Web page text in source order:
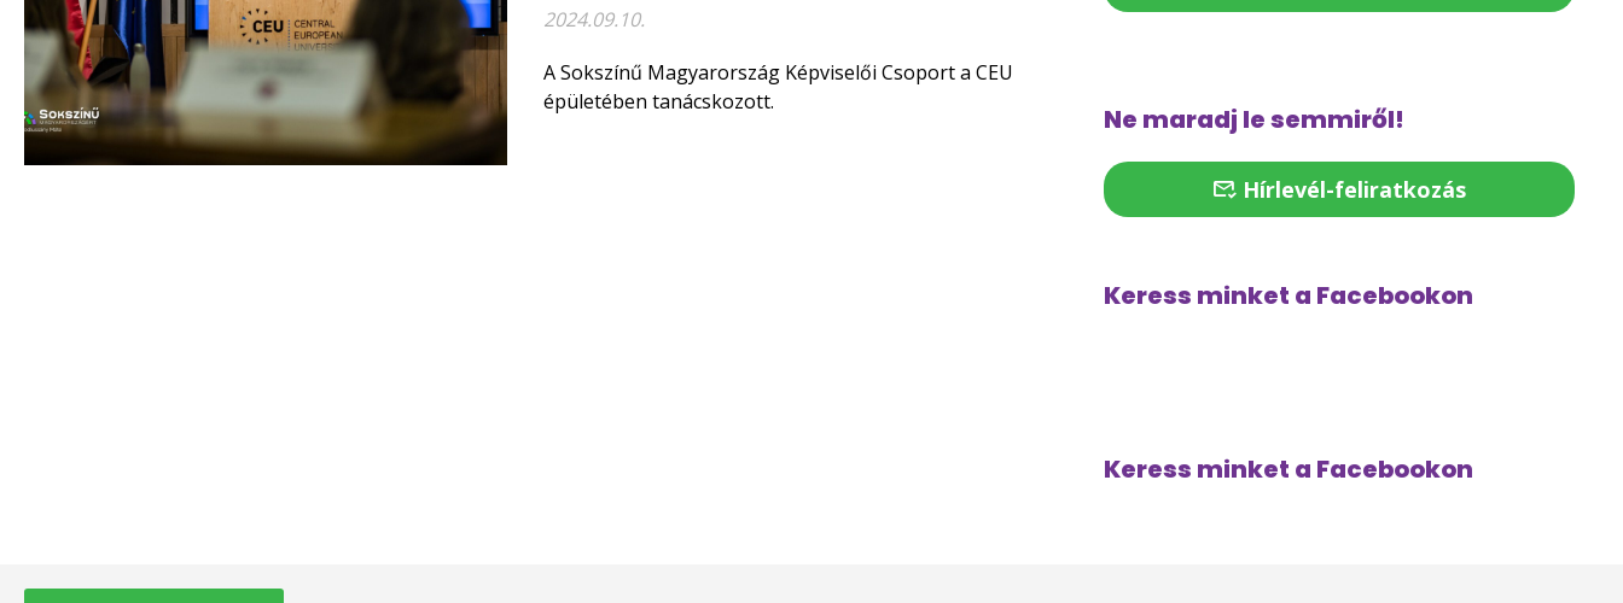
2024.09.10.
A Sokszínű Magyarország Képviselői Csoport a CEU
épületében tanácskozott.
Ne maradj le semmiről!
Hírlevél-feliratkozás
Keress minket a Facebookon
Keress minket a Facebookon